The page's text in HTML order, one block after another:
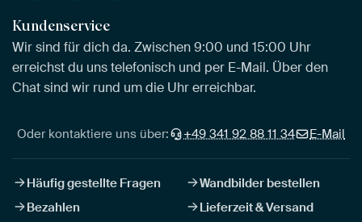
Kundenservice
Wir sind für dich da. Zwischen 9:00 und 15:00 Uhr
erreichst du uns telefonisch und per E-Mail. Über den
Chat sind wir rund um die Uhr erreichbar.
Oder kontaktiere uns über: +49 341 92 88 11 34 E-Mail
Häufig gestellte Fragen
Wandbilder bestellen
Bezahlen
Lieferzeit & Versand